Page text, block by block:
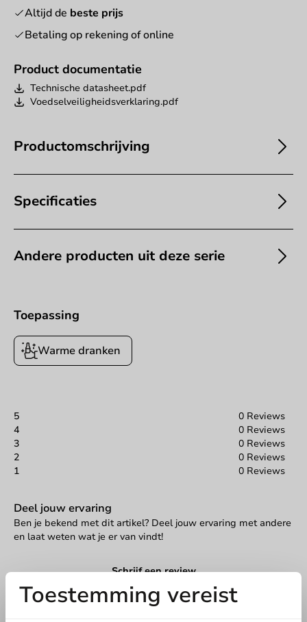
Product documentatie
Technische datasheet.pdf
Voedselveiligheidsverklaring.pdf
Productomschrijving
Specificaties
Andere producten uit deze serie
Altijd de beste prijs
Betaling op rekening of online
Toepassing
Warme dranken
5
0 Reviews
4
0 Reviews
3
0 Reviews
2
0 Reviews
1
0 Reviews
Deel jouw ervaring
Ben je bekend met dit artikel? Deel jouw ervaring met andere
en laat weten wat je er van vindt!
Schrijf een review
Toestemming vereist